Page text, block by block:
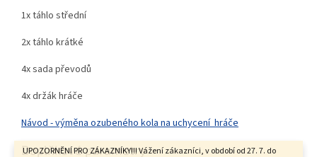
UPOZORNĚNÍ PRO ZÁKAZNÍKY!!! Vážení zákazníci, v období od 27. 7. do
1x táhlo střední
2x táhlo krátké
4x sada převodů
4x držák hráče
Návod - výměna ozubeného kola na uchycení hráče
Doplňkové parametry